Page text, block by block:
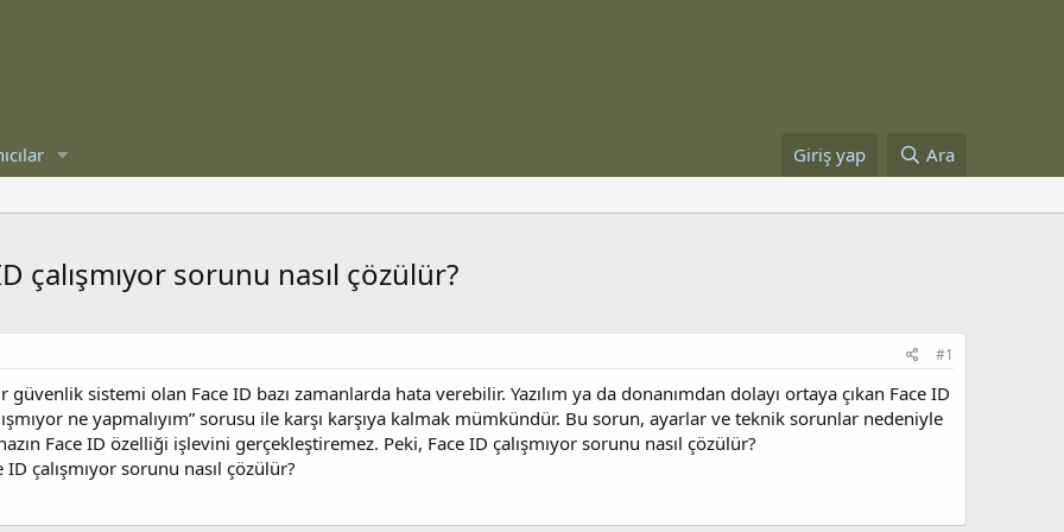
Giriş yap Ara
çalışmıyor sorunu nasıl çözülür?
#1
sistemi olan Face ID bazı zamanlarda hata verebilir. Yazılım ya da donanımdan dolayı ortaya çıkan Face ID
ne yapmalıyım” sorusu ile karşı karşıya kalmak mümkündür. Bu sorun, ayarlar ve teknik sorunlar nedeniyle
Face ID özelliği işlevini gerçekleştiremez. Peki, Face ID çalışmıyor sorunu nasıl çözülür?
çalışmıyor sorunu nasıl çözülür?